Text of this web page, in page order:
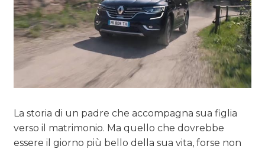
La storia di un padre che accompagna sua figlia
verso il matrimonio. Ma quello che dovrebbe
essere il giorno più bello della sua vita, forse non